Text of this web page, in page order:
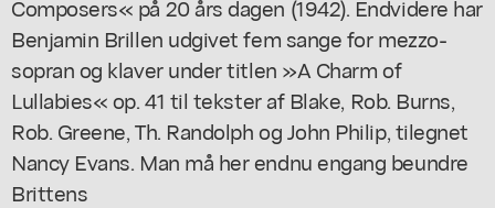
Composers« på 20 års dagen (1942). Endvidere har
Benjamin Brillen udgivet fem sange for mezzo-
sopran og klaver under titlen »A Charm of
Lullabies« op. 41 til tekster af Blake, Rob. Burns,
Rob. Greene, Th. Randolph og John Philip, tilegnet
Nancy Evans. Man må her endnu engang beundre
Brittens